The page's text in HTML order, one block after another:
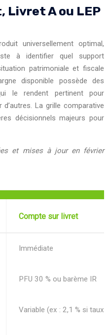
Livret A ou LEP
universellement optimal,
à identifier quel support
patrimoniale et fiscale
disponible possède des
le rendent pertinent pour
La grille comparative
décisionnels majeurs pour
et mises à jour en février
Compte sur livret
Immédiate
PFU 30 % ou barème IR
Variable (ex : 2,1 % si taux